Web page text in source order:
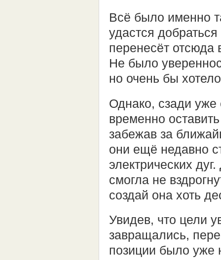
Всё было именно
удастся
перенесёт отсюда
Не было
но очень бы
Однако, сзади
временно
забежав за
они ещё недавно
электрических
смогла не
создай она хоть
Увидев, что цели
завращались,
позиции было уже